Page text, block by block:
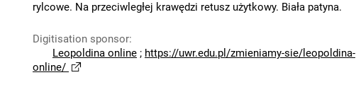
rylcowe. Na przeciwległej krawędzi retusz użytkowy. Biała patyna.
Digitisation sponsor:
Leopoldina online ; https://uwr.edu.pl/zmieniamy-sie/leopoldina-
online/